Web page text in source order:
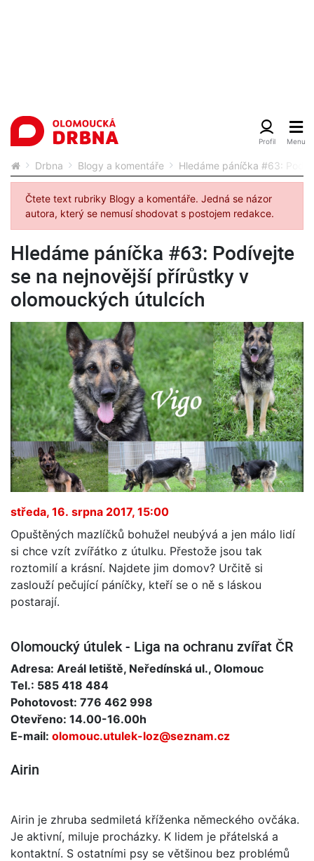
Drbna Blogy a komentáře Hledáme páníčka #63:
Čtete text rubriky Blogy a komentáře. Jedná se názor
autora, který se nemusí shodovat s postojem redakce.
Hledáme páníčka #63: Podívejte
se na nejnovější přírůstky v
olomouckých útulcích
středa, 16. srpna 2017, 15:00
Opuštěných mazlíčků bohužel neubývá a jen málo lidí
si chce vzít zvířátko z útulku. Přestože jsou tak
roztomilí a krásní. Najdete jim domov? Určitě si
zaslouží pečující páníčky, kteří se o ně s láskou
postarají.
Olomoucký útulek - Liga na ochranu zvířat ČR
Adresa: Areál letiště, Neředínská ul., Olomouc
Tel.: 585 418 484
Pohotovost: 776 462 998
Otevřeno: 14.00-16.00h
E-mail: olomouc.utulek-loz@seznam.cz
Airin
Airin je zhruba sedmiletá kříženka německého ovčáka.
Je aktivní, miluje procházky. K lidem je přátelská a
kontaktní. S ostatními psy se většinou bez problémů